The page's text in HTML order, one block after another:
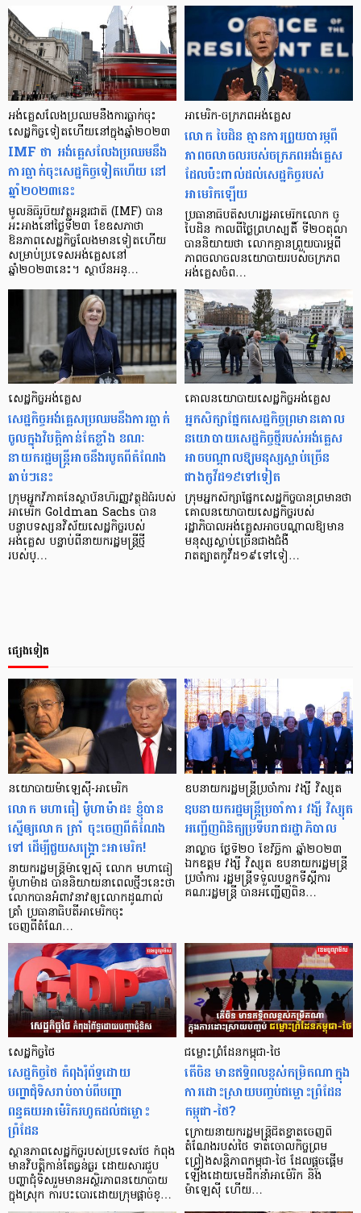
អង់គ្លេសលែងប្រឈមនឹងការធ្លាក់ចុះ
សេដ្ឋកិច្ចទៀតហើយនៅក្នុងឆ្នាំ២០២៣
IMF ថា អង់គ្លេសលែងប្រឈមនឹង
ការធ្លាក់ចុះសេដ្ឋកិច្ចទៀតហើយ នៅ
ឆ្នាំ២០២៣នេះ
មូលនិធិរូបិយវត្ថុអន្តរជាតិ (IMF) បាន
អះអាងនៅថ្ងៃទី២៣ ខែឧសភាថា
ឱនភាពសេដ្ឋកិច្ចលែងមានទៀតហើយ
សម្រាប់ប្រទេសអង់គ្លេសនៅ
ឆ្នាំ២០២៣នេះ។ ស្ថាប័នអន្…
អាមេរិក-ចក្រភពអង់គ្លេស
លោក បៃដិន គ្មានការព្រួយបារម្ភពី
ភាពចលាចលរបស់ចក្រភពអង់គ្លេស
ដែលប៉ះពាល់ដល់សេដ្ឋកិច្ចរបស់
អាមេរិកឡើយ
ប្រធានាធិបតីសហរដ្ឋអាមេរិកលោក ចូ
បៃដិន កាលពីថ្ងៃព្រហស្បតិ៍ ទី២០តុលា
បាននិយាយថា លោកគ្មានព្រួយបារម្ភពី
ភាពចលាចលនយោបាយរបស់ចក្រភព
អង់គ្លេសចំព…
សេដ្ឋកិច្ចអង់គ្លេស
សេដ្ឋកិច្ចអង់គ្លេសប្រឈមនឹងការធ្លាក់
ចូលក្នុងវិបត្តិកាន់តែខ្លាំង ខណៈ
នាយករដ្ឋមន្ត្រីអាចនឹងរបូតពីតំណែង
ឆាប់ៗនេះ
ក្រុមអ្នកវិភាគនៃស្ថាប័នហិរញ្ញវត្ថុដ៏ធំរបស់
អាមេរិក Goldman Sachs បាន
បន្ទាបទស្សនវិស័យសេដ្ឋកិច្ចរបស់
អង់គ្លេស បន្ទាប់ពីនាយករដ្ឋមន្ត្រីថ្មី
របស់ប្…
គោលនយោបាយសេដ្ឋកិច្ចអង់គ្លេស
អ្នកសិក្សាផ្នែកសេដ្ឋកិច្ចព្រមានគោល
នយោបាយសេដ្ឋកិច្ចថ្មីរបស់អង់គ្លេស
អាចបណ្តាលឱ្យមនុស្សស្លាប់ច្រើន
ជាងកូវីដ១៩ទៅទៀត
ក្រុមអ្នកសិក្សាផ្នែកសេដ្ឋកិច្ចបានព្រមានថា
គោលនយោបាយសេដ្ឋកិច្ចរបស់
រដ្ឋាភិបាលអង់គ្លេសអាចបណ្តាលឱ្យមាន
មនុស្សស្លាប់ច្រើនជាងជំងឺ
រាតត្បាតកូវីដ១៩ទៅទៀ…
ផ្សេងទៀត
នយោបាយ​ម៉ាឡេស៊ី-អាមេរិក
លោក មហាធៀ ម៉ូហាម៉ាដ៖ ខ្ញុំបាន
ស្នើឲ្យលោក ត្រាំ ចុះចេញពីតំណែង
ទៅ ដើម្បីជួយសង្គ្រោះអាមេរិក!
នាយករដ្ឋមន្ត្រីម៉ាឡេស៊ី លោក មហាធៀ
ម៉ូហាម៉ាដ បាននិយាយនាពេលថ្មីៗនេះថា
លោកបានអំពាវនាវឲ្យលោកដូណាល់
ត្រាំ ប្រធានាធិបតីអាមេរិកចុះ
ចេញពីតំណែ…
ឧបនាយករដ្ឋមន្ត្រីប្រចាំការ វង្សី វិស្សុត
ឧបនាយករដ្ឋមន្ត្រីប្រចាំការ វង្សី វិស្សុត
អញ្ជើញពិនិត្យប្រទីបរាជរដ្ឋាភិបាល
នាល្ងាច ថ្ងៃទី២០ ខែវិច្ឆិកា ឆ្នាំ២០២៣
ឯកឧត្តម វង្សី វិស្សុត ឧបនាយករដ្ឋមន្រ្តី
ប្រចាំការ រដ្ឋមន្រ្តីទទួលបន្ទុកទីស្តីការ
គណៈរដ្ឋមន្រ្តី បានអញ្ជើញពិន…
សេដ្ឋកិច្ចថៃ
សេដ្ឋកិច្ចថៃ កំពុងរុំព័ទ្ធដោយ
បញ្ហាជុំទិសរាប់ចាប់ពីបញ្ហា
ពន្ធគយអាម៉េរិករហូតដល់ជម្លោះ
ព្រំដែន
ស្ថានភាពសេដ្ឋកិច្ចរបស់ប្រទេសថៃ កំពុង
មានវិបត្តិកាន់តែធ្វន់ធ្ងរ ដោយសារជួប
បញ្ហាជុំទិសរួមមានអស្ថិរភាពនយោបាយ
ក្នុងស្រុក ការបះបោរដោយក្រុមផ្ដាច់ខ្…
ជម្លោះព្រំដែនកម្ពុជា-ថៃ
តើចិន មានឥទ្ធិពលខ្ពស់កម្រិតណាក្នុង
ការដោះស្រាយបញ្ចប់ជម្លោះព្រំដែន
កម្ពុជា-ថៃ?
ក្រោយនាយករដ្ឋមន្ត្រីជិតខ្ទាតចេញពី
តំណែងរបស់ថៃ ទាត់ចោលកិច្ចព្រម
ព្រៀងសន្តិភាពកម្ពុជា-ថៃ ដែលផ្តួចផ្តើម
ឡើងដោយមេដឹកនាំអាម៉េរិក និង
ម៉ាឡេស៊ី ហើយ…